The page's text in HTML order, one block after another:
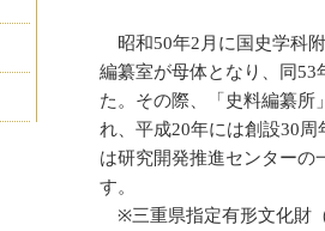
昭和50年2月に国史学科
編纂室が母体となり、同53
た。その際、「史料編纂所
れ、平成20年には創設30
は研究開発推進センターの
す。
※三重県指定有形文化財